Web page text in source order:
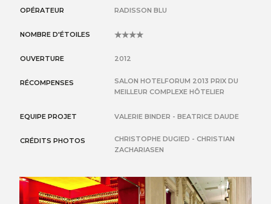
OPÉRATEUR RADISSON BLU
NOMBRE D'ÉTOILES
OUVERTURE
2012
RÉCOMPENSES
SALON HOTELFORUM 2013 PRIX DU
MEILLEUR COMPLEXE HÔTELIER
EQUIPE PROJET VALERIE BINDER - BEATRICE DAUDE
CRÉDITS PHOTOS
CHRISTOPHE DUGIED - CHRISTIAN
ZACHARIASEN